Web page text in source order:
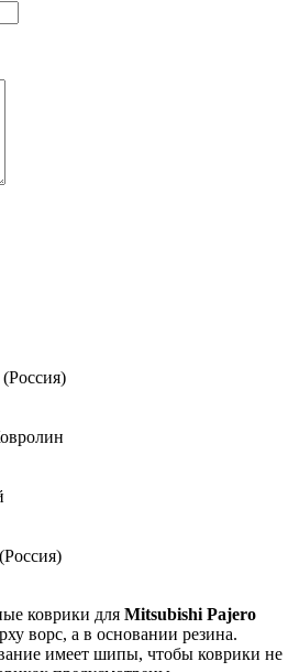
(Россия)
коврики для Mitsubishi Pajero
ворс, а в основании резина.
имеет шипы, чтобы коврики не